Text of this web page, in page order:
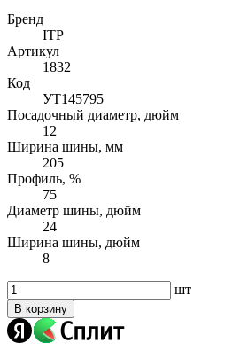
Бренд
ITP
Артикул
1832
Код
УТ145795
Посадочный диаметр, дюйм
12
Ширина шины, мм
205
Профиль, %
75
Диаметр шины, дюйм
24
Ширина шины, дюйм
8
шт
В корзину